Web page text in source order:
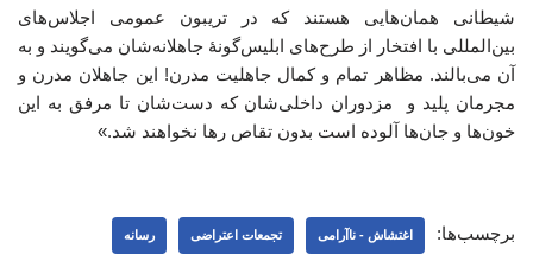
شیطانی همان‌هایی هستند که در تریبون عمومی اجلاس‌های
بین‌المللی با افتخار از طرح‌های ابلیس‌گونۀ جاهلانه‌شان می‌گویند و به
آن می‌بالند. مظاهر تمام و کمال جاهلیت مدرن! این جاهلان مدرن و
مجرمان پلید و مزدوران داخلی‌شان که دست‌شان تا مرفق به این
خون‌ها و جان‌ها آلوده‌ است بدون تقاص رها نخواهند شد.»
برچسب‌ها: اغتشاش - ناآرامی تجمعات اعتراضی رسانه